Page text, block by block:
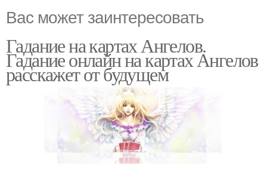
Вас может заинтересовать
Гадание на картах Ангелов.
Гадание онлайн на картах Ангелов
расскажет от будущем